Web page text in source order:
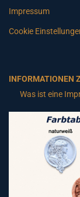
Impressum
Cookie
INFORMATIONEN
Was ist eine